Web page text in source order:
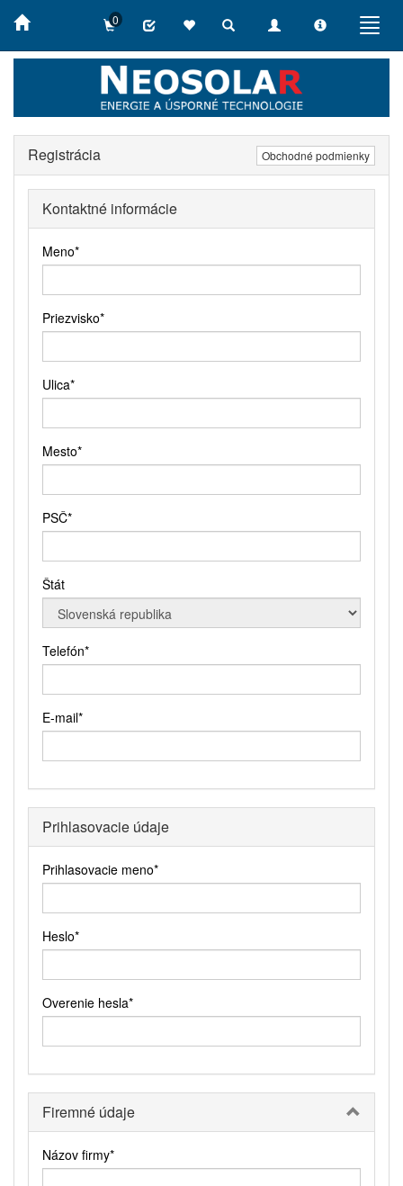
Toggle
Toggle
Toggle
0
Registrácia Obchodné podmienky
Kontaktné informácie
Meno*
Priezvisko*
Ulica*
Mesto*
PSČ*
Štát
Telefón*
E-mail*
Prihlasovacie údaje
Prihlasovacie meno*
Heslo*
Overenie hesla*
Firemné údaje
Názov firmy*